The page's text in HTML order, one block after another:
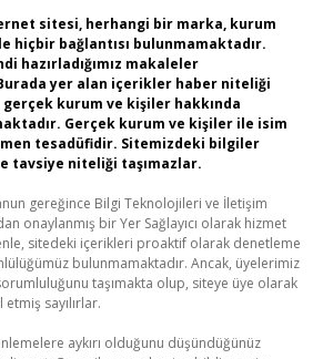
sitesi, herhangi bir marka, kurum
hiçbir bağlantısı bulunmamaktadır.
hazırladığımız makaleler
yer alan içerikler haber niteliği
kurum ve kişiler hakkında
Gerçek kurum ve kişiler ile isim
tesadüfidir. Sitemizdeki bilgiler
tavsiye niteliği taşımazlar.
gereğince Bilgi Teknolojileri ve İletişim
onaylanmış bir Yer Sağlayıcı olarak hizmet
sitedeki içerikleri proaktif olarak denetleme
bulunmamaktadır. Ancak, üyelerimiz
taşımakta olup, siteye üye olarak
sayılırlar.
aykırı olduğunu düşündüğünüz